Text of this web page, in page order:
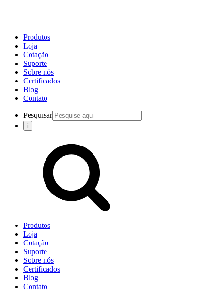
Produtos
Loja
Cotação
Suporte
Sobre nós
Certificados
Blog
Contato
Pesquisar
Produtos
Loja
Cotação
Suporte
Sobre nós
Certificados
Blog
Contato